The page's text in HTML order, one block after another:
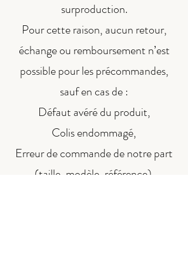
surproduction.
Pour cette raison, aucun retour,
échange ou remboursement n’est
possible pour les précommandes,
sauf en cas de :
Défaut avéré du produit,
Colis endommagé,
Erreur de commande de notre part
(taille, modèle, référence).